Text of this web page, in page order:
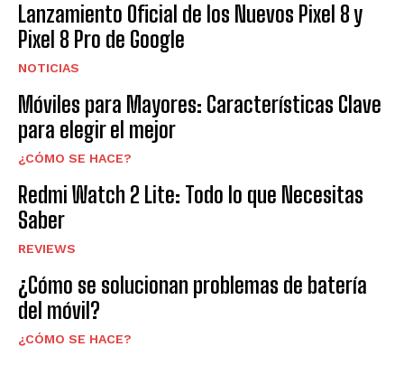
Lanzamiento Oficial de los Nuevos Pixel 8 y
Pixel 8 Pro de Google
NOTICIAS
Móviles para Mayores: Características Clave
para elegir el mejor
¿CÓMO SE HACE?
Redmi Watch 2 Lite: Todo lo que Necesitas
Saber
REVIEWS
¿Cómo se solucionan problemas de batería
del móvil?
¿CÓMO SE HACE?